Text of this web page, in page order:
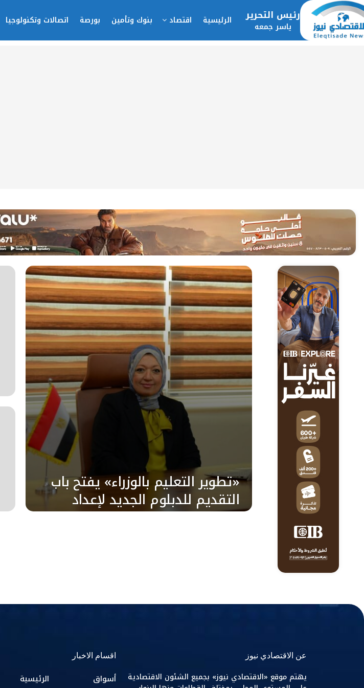
رئيس التحرير
ياسر جمعه الرئيسية اقتصاد بنوك وتأمين بورصة اتصالات وتكنولوجيا
«تطوير التعليم بالوزراء» يفتح باب
التقديم للدبلوم الجديد لإعداد
معلمي «توكاتسو»
عن الاقتصادي نيوز
يهتم موقع «الاقتصادي نيوز» بجميع الشئون الاقتصادية
اقسام الاخبار
أسواق الرئيسية